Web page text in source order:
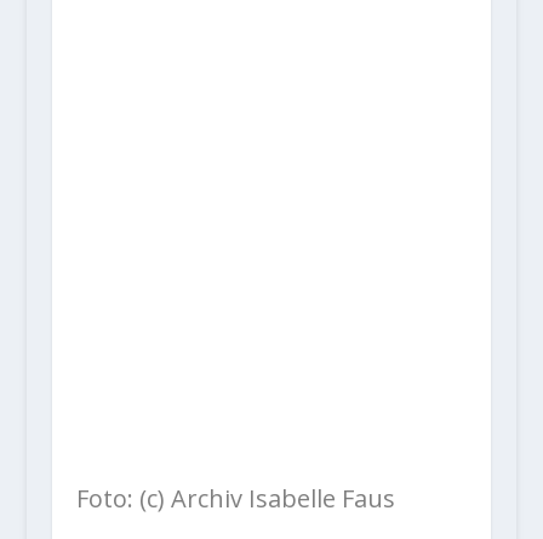
Foto: (c) Archiv Isabelle Faus